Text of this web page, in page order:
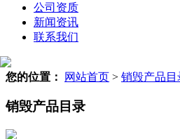
公司资质
新闻资讯
联系我们
您的位置： 网站首页 > 销毁产品目
销毁产品目录